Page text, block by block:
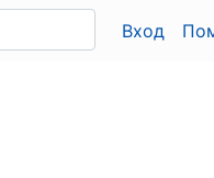
Вход